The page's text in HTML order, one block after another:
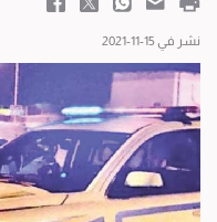
نشر في 15-11-2021